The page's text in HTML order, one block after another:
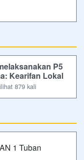
P5
Kearifan Lokal
879 kali
1 Tuban